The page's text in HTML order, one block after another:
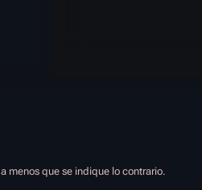
a menos que se indique lo contrario.